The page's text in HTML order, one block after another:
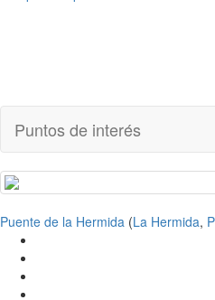
Puntos de interés
Puente de la Hermida (La Hermida,